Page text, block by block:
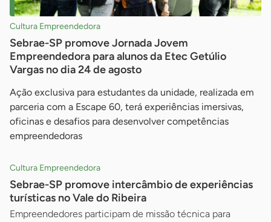
Cultura Empreendedora
Sebrae-SP promove Jornada Jovem
Empreendedora para alunos da Etec Getúlio
Vargas no dia 24 de agosto
Ação exclusiva para estudantes da unidade, realizada em
parceria com a Escape 60, terá experiências imersivas,
oficinas e desafios para desenvolver competências
empreendedoras
Cultura Empreendedora
Sebrae-SP promove intercâmbio de experiências
turísticas no Vale do Ribeira
Empreendedores participam de missão técnica para